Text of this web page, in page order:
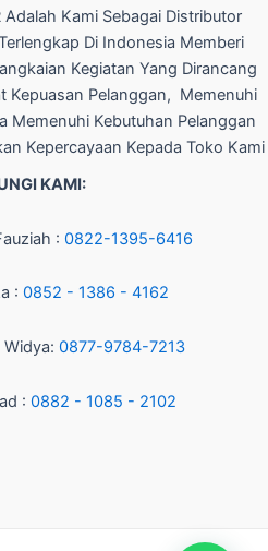
Adalah Kami Sebagai Distributor
Di Indonesia Memberi
Kegiatan Yang Dirancang
Kepuasan Pelanggan, Memenuhi
Memenuhi Kebutuhan Pelanggan
Kepercayaan Kepada Toko Kami
KAMI:
: 0822-1395-6416
: 0852 - 1386 - 4162
0877-9784-7213
: 0882 - 1085 - 2102